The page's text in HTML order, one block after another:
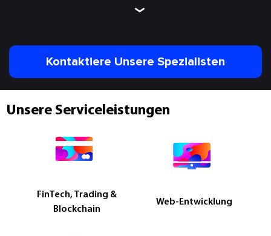
Kontaktiere Unsere Spezialisten
Unsere Serviceleistungen
FinTech, Trading &
Blockchain
Web-Entwicklung